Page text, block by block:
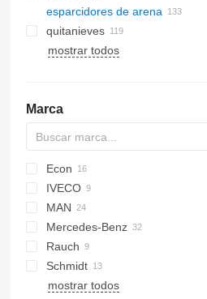
esparcidores de arena
quitanieves
mostrar todos
Marca
CF
LF
Econ
IVECO
Daily
EuroCargo
Magirus
Trakker
N-Series
MAN
LE
TGM
TGS
Mercedes-Benz
Actros
Arocs
Atego
Canter
M-series
Rauch
Axeo
SA
K-series
Kerax
P-series
Schmidt
Crafter
B-series
mostrar todos